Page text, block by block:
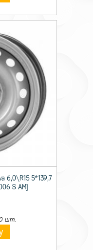
6,0\R15 5*139,7
S AM]
шт.